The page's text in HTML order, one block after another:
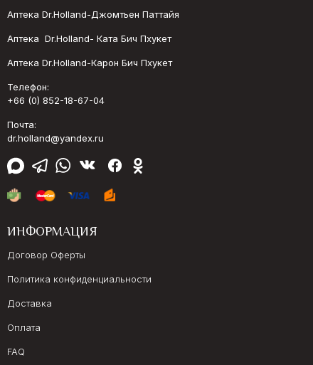
Аптека Dr.Holland-Джомтьен Паттайя
Аптека Dr.Holland- Ката Бич Пхукет
Аптека Dr.Holland-Карон Бич Пхукет
Телефон:
+66 (0) 852-18-67-04
Почта:
dr.holland@yandex.ru
ИНФОРМАЦИЯ
Договор Оферты
Политика конфиденциальности
Доставка
Оплата
FAQ